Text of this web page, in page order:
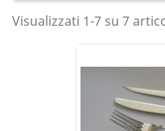
Visualizzati 1-7 su 7